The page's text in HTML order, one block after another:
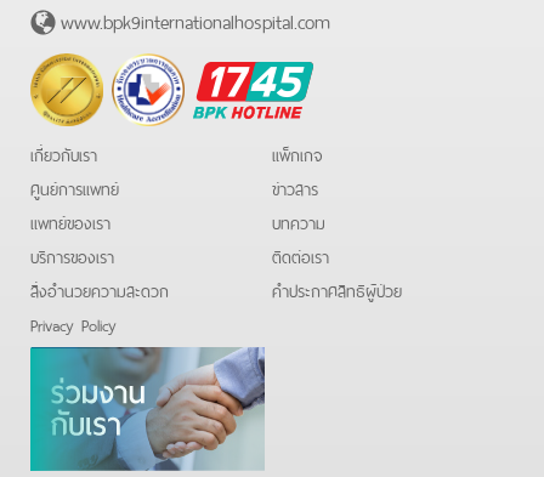
www.bpk9internationalhospital.com
BPK
Hotline
เกี่ยวกับเรา
ศูนย์การแพทย์
แพทย์ของเรา
บริการของเรา
สิ่งอำนวยความสะดวก
Privacy Policy
แพ็กเกจ
ข่าวสาร
บทความ
ติดต่อเรา
คําประกาศสิทธิผู้ป่วย